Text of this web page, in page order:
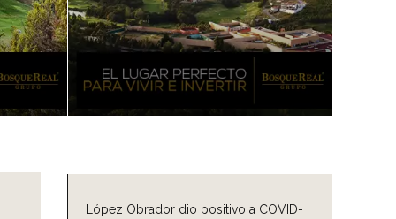
López Obrador dio positivo a COVID-